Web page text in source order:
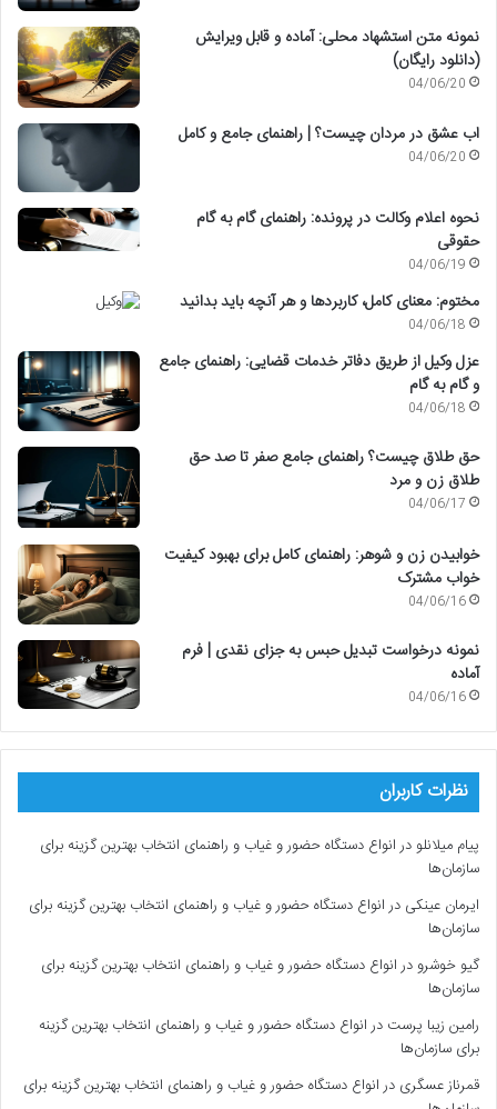
نمونه متن استشهاد محلی: آماده و قابل ویرایش
(دانلود رایگان)
04/06/20
اب عشق در مردان چیست؟ | راهنمای جامع و کامل
04/06/20
نحوه اعلام وکالت در پرونده: راهنمای گام به گام
حقوقی
04/06/19
مختوم: معنای کامل، کاربردها و هر آنچه باید بدانید
04/06/18
عزل وکیل از طریق دفاتر خدمات قضایی: راهنمای جامع
و گام به گام
04/06/18
حق طلاق چیست؟ راهنمای جامع صفر تا صد حق
طلاق زن و مرد
04/06/17
خوابیدن زن و شوهر: راهنمای کامل برای بهبود کیفیت
خواب مشترک
04/06/16
نمونه درخواست تبدیل حبس به جزای نقدی | فرم
آماده
04/06/16
نظرات کاربران
پیام میلانلو درانواع دستگاه حضور و غیاب و راهنمای انتخاب بهترین گزینه برای
سازمان‌ها
ایرمان عینکی درانواع دستگاه حضور و غیاب و راهنمای انتخاب بهترین گزینه برای
سازمان‌ها
گیو خوشرو درانواع دستگاه حضور و غیاب و راهنمای انتخاب بهترین گزینه برای
سازمان‌ها
رامین زیبا پرست درانواع دستگاه حضور و غیاب و راهنمای انتخاب بهترین گزینه
برای سازمان‌ها
قمرناز عسگری درانواع دستگاه حضور و غیاب و راهنمای انتخاب بهترین گزینه برای